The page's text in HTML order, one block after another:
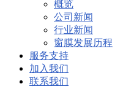
概览
公司新闻
行业新闻
窗膜发展历程
服务支持
加入我们
联系我们